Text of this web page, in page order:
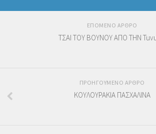
ΕΠΟΜΕΝΟ ΑΡΘΡΟ
ΤΣΑΙ ΤΟΥ ΒΟΥΝΟΥ ΑΠΟ THN
ΠΡΟΗΓΟΥΜΕΝΟ ΑΡΘΡΟ
ΚΟΥΛΟΥΡΑΚΙΑ ΠΑΣΧΑΛΙΝΑ